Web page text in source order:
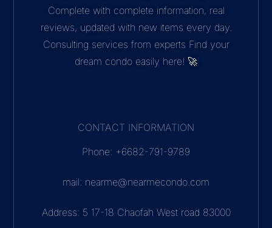
Complete with complete information, real
reviews, updated with new items every day.
Consulting services from experts Find your
dream condo easily here! 🚀
CONTACT INFORMATION
Phone: +6682-791-9789
mail: nearme@nearmecondo.com
Address: 5 17-18 Chaofah West road 83000